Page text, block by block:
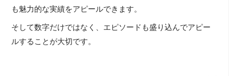
も魅力的な実績をアピールできます。
そして数字だけではなく、エピソードも盛り込んでアピー
ルすることが大切です。